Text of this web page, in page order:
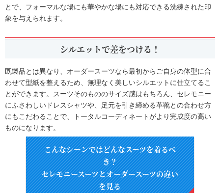
とで、フォーマルな場にも華やかな場にも対応できる洗練された印
象を与えられます。
シルエットで差をつける！
既製品とは異なり、オーダースーツなら最初からご自身の体型に合
わせて型紙を整えるため、無理なく美しいシルエットに仕立てるこ
とができます。スーツそのもののサイズ感はもちろん、セレモニー
にふさわしいドレスシャツや、足元を引き締める革靴との合わせ方
にもこだわることで、トータルコーディネートがより完成度の高い
ものになります。
こんなシーンではどんなスーツを着るべ
き？
セレモニースーツとオーダースーツの違い
を見る